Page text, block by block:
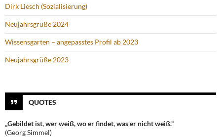
Dirk Liesch (Sozialisierung)
Neujahrsgrüße 2024
Wissensgarten – angepasstes Profil ab 2023
Neujahrsgrüße 2023
QUOTES
„Gebildet ist, wer weiß, wo er findet, was er nicht weiß.“
(Georg Simmel)